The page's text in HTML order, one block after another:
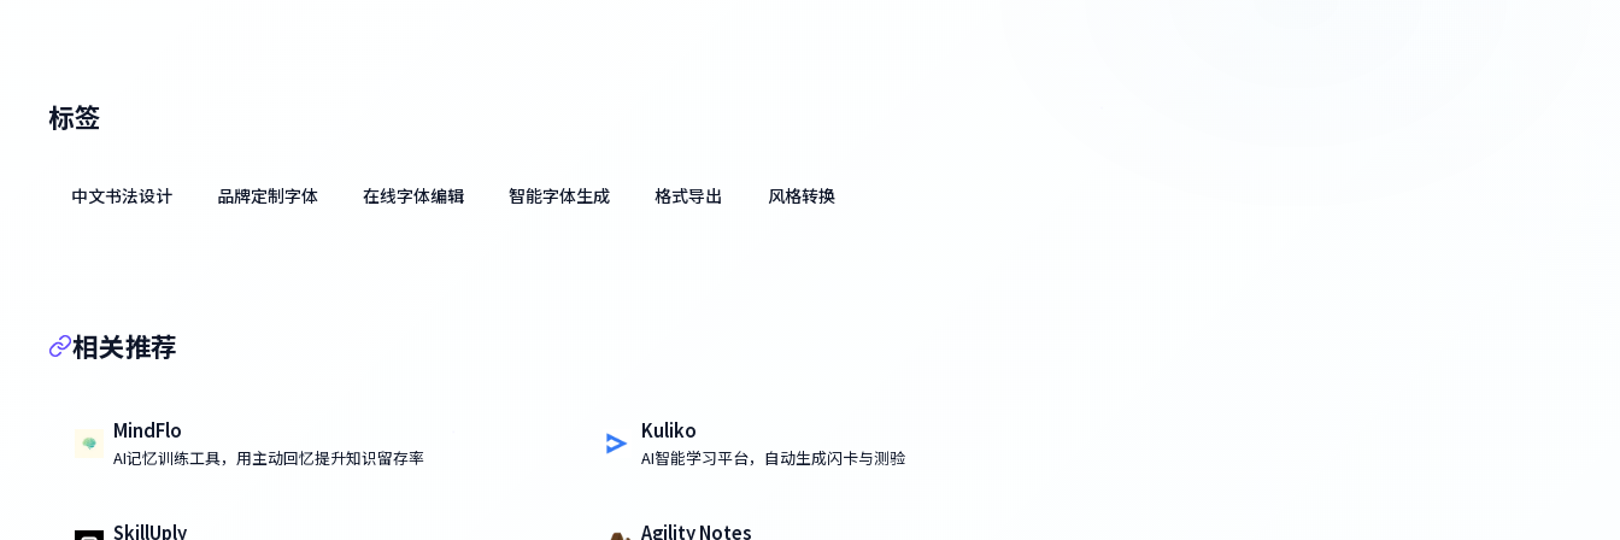
标签
中文书法设计 品牌定制字体 在线字体编辑 智能字体生成 格式导出 风格转换
相关推荐
MindFlo
AI记忆训练工具，用主动回忆提升知识留存率
Kuliko
AI智能学习平台，自动生成闪卡与测验
SkillUply Agility Notes